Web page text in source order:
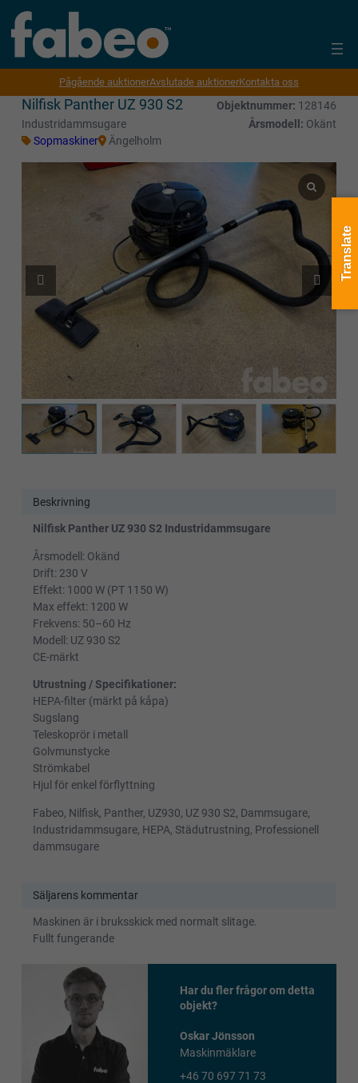
Pågående auktionerAvslutade auktionerKontakta oss
Nilfisk Panther UZ 930 S2 Objektnummer: 128146
Industridammsugare
Årsmodell: Okänt
Sopmaskiner
Ängelholm
Beskrivning
Nilfisk Panther UZ 930 S2 Industridammsugare
Årsmodell: Okänd
Drift: 230 V
Effekt: 1000 W (PT 1150 W)
Max effekt: 1200 W
Frekvens: 50–60 Hz
Modell: UZ 930 S2
CE-märkt
Utrustning / Specifikationer:
HEPA-filter (märkt på kåpa)
Sugslang
Teleskoprör i metall
Golvmunstycke
Strömkabel
Hjul för enkel förflyttning
Fabeo, Nilfisk, Panther, UZ930, UZ 930 S2, Dammsugare,
Industridammsugare, HEPA, Städutrustning, Professionell
dammsugare
Säljarens kommentar
Maskinen är i bruksskick med normalt slitage.
Fullt fungerande
Har du fler frågor om detta
objekt?
Oskar Jönsson
Maskinmäklare
+46 70 697 71 73
Translate